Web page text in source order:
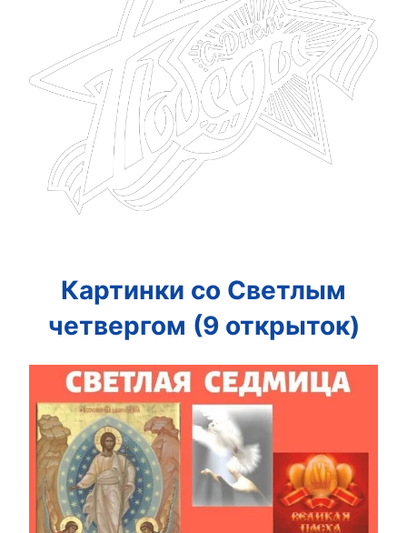
Картинки со Светлым
четвергом (9 открыток)